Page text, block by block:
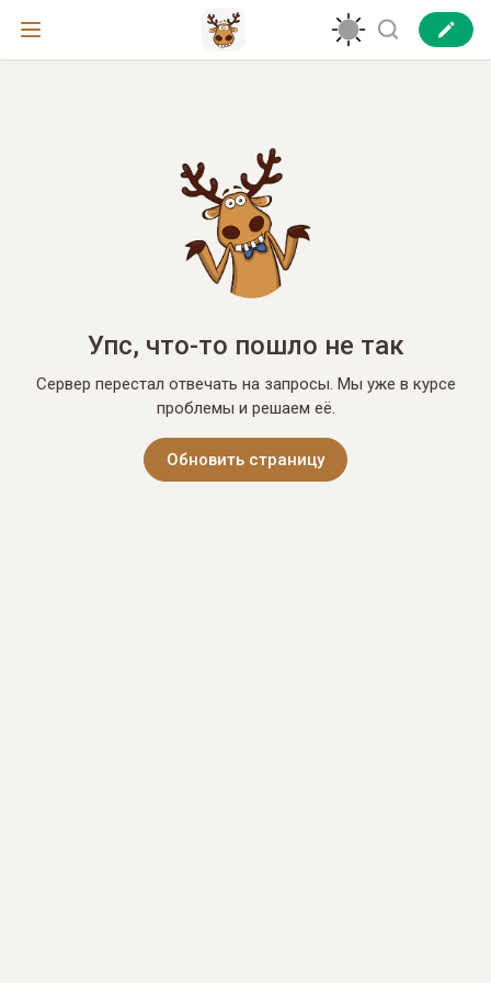
Упс, что-то пошло не так
Сервер перестал отвечать на запросы. Мы уже в курсе
проблемы и решаем её.
Обновить страницу